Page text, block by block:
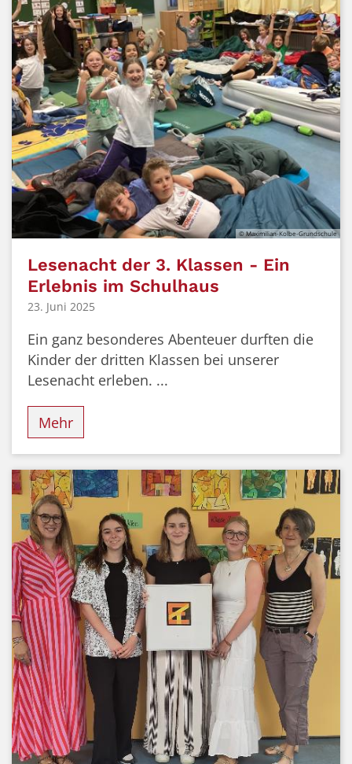
© Maximilian-Kolbe-Grundschule
Lesenacht der 3. Klassen - Ein
Erlebnis im Schulhaus
23. Juni 2025
Ein ganz besonderes Abenteuer durften die
Kinder der dritten Klassen bei unserer
Lesenacht erleben. ...
Mehr